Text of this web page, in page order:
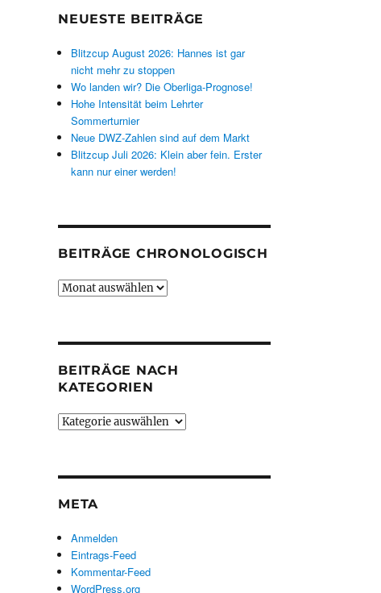
NEUESTE BEITRÄGE
Blitzcup August 2026: Hannes ist gar
nicht mehr zu stoppen
Wo landen wir? Die Oberliga-Prognose!
Hohe Intensität beim Lehrter
Sommerturnier
Neue DWZ-Zahlen sind auf dem Markt
Blitzcup Juli 2026: Klein aber fein. Erster
kann nur einer werden!
BEITRÄGE CHRONOLOGISCH
Beiträge
BEITRÄGE NACH
KATEGORIEN
Beiträge
META
Anmelden
Eintrags-Feed
Kommentar-Feed
WordPress.org